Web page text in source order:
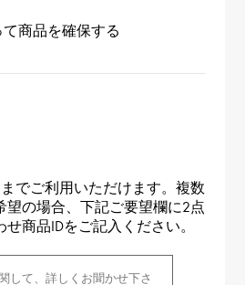
商品を確保する
でご利用いただけます。複数
望の場合、下記ご要望欄に2点
商品IDをご記入ください。